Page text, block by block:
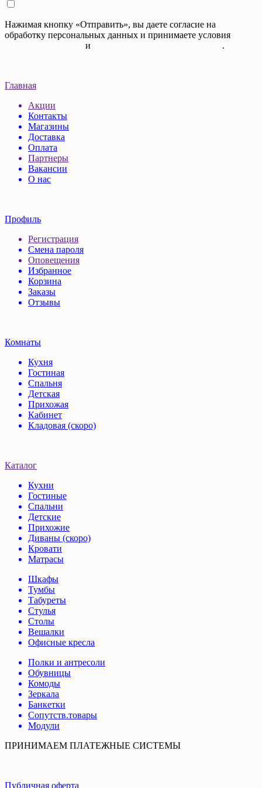
Нажимая кнопку «Отправить», вы даете согласие на
обработку персональных данных и принимаете условия
и .
Главная
Акции
Контакты
Магазины
Доставка
Оплата
Партнеры
Вакансии
О нас
Профиль
Регистрация
Смена пароля
Оповещения
Избранное
Корзина
Заказы
Отзывы
Комнаты
Кухня
Гостиная
Спальня
Детская
Прихожая
Кабинет
Кладовая (скоро)
Каталог
Кухни
Гостиные
Спальни
Детские
Прихожие
Диваны (скоро)
Кровати
Матрасы
Шкафы
Тумбы
Табуреты
Стулья
Столы
Вешалки
Офисные кресла
Полки и антресоли
Обувницы
Комоды
Зеркала
Банкетки
Сопутств.товары
Модули
ПРИНИМАЕМ ПЛАТЕЖНЫЕ СИСТЕМЫ
Публичная оферта